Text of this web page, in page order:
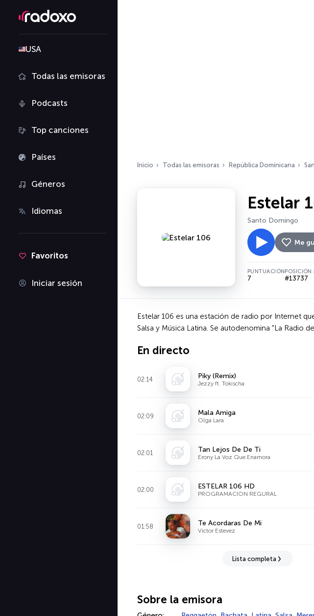
USA
Todas las emisoras
Podcasts
Top canciones
Países
Géneros
Idiomas
Favoritos
Iniciar sesión
Inicio Todas las emisoras República Dominicana
Estelar
Santo Domingo
Me
PUNTUACIÓN
7
POSICIÓN
#13737
Estelar 106 es una estación de radio por Internet
Salsa y Música Latina. Se autodenomina "La Radio
En directo
02:14 Piky (Remix)
Jezzy ft. Tokischa
02:09 Mala Amiga
Olga Lara
02:01 Tan Lejos De De Ti
Erony La Voz Que Enamora
02:00 ESTELAR 106 HD
PROGRAMACION REGURAL
01:58 Te Acordaras De Mi
Victor Estevez
Lista completa
Sobre la emisora